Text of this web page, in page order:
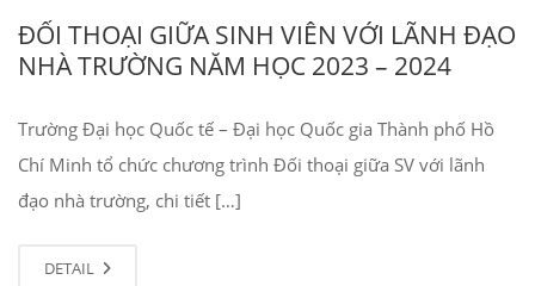
ĐỐI THOẠI GIỮA SINH VIÊN VỚI LÃNH ĐẠO
NHÀ TRƯỜNG NĂM HỌC 2023 – 2024
Trường Đại học Quốc tế – Đại học Quốc gia Thành phố Hồ
Chí Minh tổ chức chương trình Đối thoại giữa SV với lãnh
đạo nhà trường, chi tiết […]
DETAIL